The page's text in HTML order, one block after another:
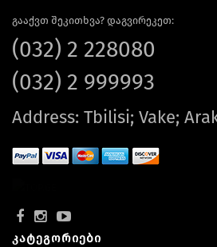
გააქვთ შეკითხვა? დაგვირეკეთ:
(032) 2 228080
(032) 2 999993
Address: Tbilisi; Vake;
კატეგორიები